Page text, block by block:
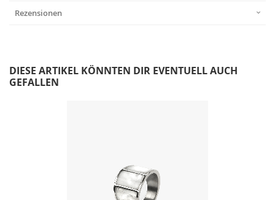
Rezensionen
DIESE ARTIKEL KÖNNTEN DIR EVENTUELL AUCH
GEFALLEN